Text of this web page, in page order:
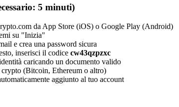
5 minuti)
da App Store (iOS) o Google Play (Android)
su "Inizia"
e crea una password sicura
inserisci il codice cw43qzpzxc
caricando un documento valido
(Bitcoin, Ethereum o altro)
aggiunto al tuo account